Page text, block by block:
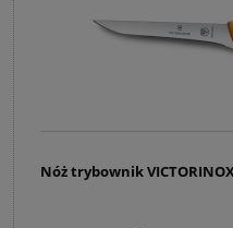
Nóż trybownik